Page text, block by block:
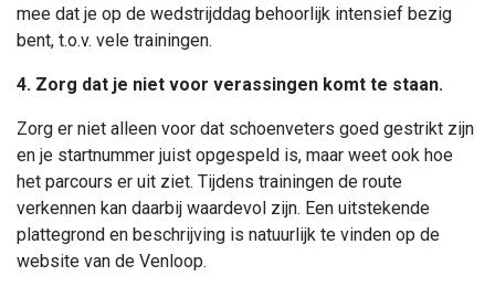
mee dat je op de wedstrijddag behoorlijk intensief bezig
bent, t.o.v. vele trainingen.
4. Zorg dat je niet voor verassingen komt te staan.
Zorg er niet alleen voor dat schoenveters goed gestrikt zijn
en je startnummer juist opgespeld is, maar weet ook hoe
het parcours er uit ziet. Tijdens trainingen de route
verkennen kan daarbij waardevol zijn. Een uitstekende
plattegrond en beschrijving is natuurlijk te vinden op de
website van de Venloop.